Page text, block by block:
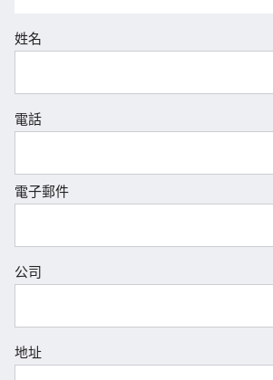
姓名
電話
電子郵件
公司
地址